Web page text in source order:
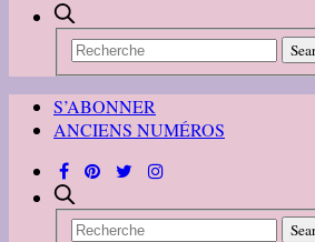
S’ABONNER
ANCIENS NUMÉROS